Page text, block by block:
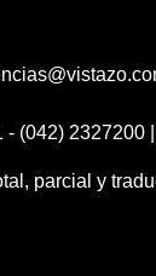
- (042)
parcial y